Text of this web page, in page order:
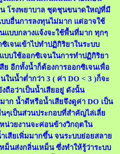
น โรงพยาบาล ชุดชุนขนาดใหญ่ที่มี
บอื่นการลงทุนไม่มาก แต่อาจใช้
แบบกลางแจ้งจะใช้พื้นที่มาก ทุกๆ
เจนเข้าไปทำปฏิกิริยาในระบบ
บบใช้ออกซิเจนในการทำปฏิกิริยา
ย อีกทั้งน้ำก็ต้องการออกซิเจนเพื่อ
ในน้ำต่ำกว่า 3 ( ค่า DO < 3 )ก็จะ
ถือว่าเป็นน้ำเสียอยู่ ดังนั้น
ก น้ำดีหรือน้ำเสียจึงดูค่า DO เป็น
ๆเป็นส่วนประกอบที่สำคัญไล่เลี่ย
น่วยงานจะค่อนข้างวิกฤตใน
เสียเพิ่มมากขึ้น จนระบบย่อยสลาย
ม็นส่งกลิ่นเหม็น ซึ่งทำให้รู้ว่าระบบ